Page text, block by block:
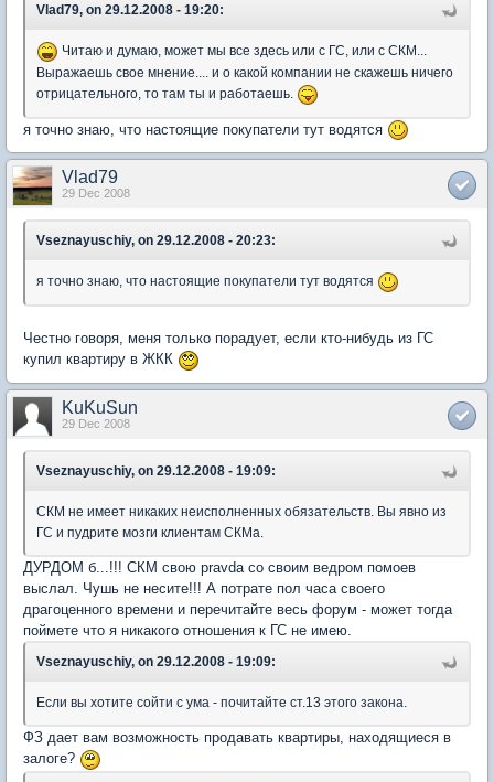
Vlad79, on 29.12.2008 - 19:20:
Читаю и думаю, может мы все здесь или с ГС, или с СКМ...
Выражаешь свое мнение.... и о какой компании не скажешь ничего
отрицательного, то там ты и работаешь.
я точно знаю, что настоящие покупатели тут водятся
Vlad79
29 Dec 2008
Vseznayuschiy, on 29.12.2008 - 20:23:
я точно знаю, что настоящие покупатели тут водятся
Честно говоря, меня только порадует, если кто-нибудь из ГС
купил квартиру в ЖКК
KuKuSun
29 Dec 2008
Vseznayuschiy, on 29.12.2008 - 19:09:
СКМ не имеет никаких неисполненных обязательств. Вы явно из
ГС и пудрите мозги клиентам СКМа.
ДУРДОМ б...!!! СКМ свою pravdа со своим ведром помоев
выслал. Чушь не несите!!! А потрате пол часа своего
драгоценного времени и перечитайте весь форум - может тогда
поймете что я никакого отношения к ГС не имею.
Vseznayuschiy, on 29.12.2008 - 19:09:
Если вы хотите сойти с ума - почитайте ст.13 этого закона.
ФЗ дает вам возможность продавать квартиры, находящиеся в
залоге?